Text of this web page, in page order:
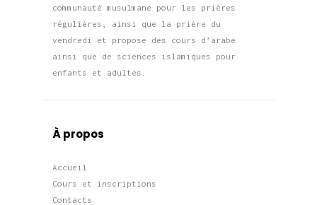
communauté musulmane pour les prières
régulières, ainsi que la prière du
vendredi et propose des cours d’arabe
ainsi que de sciences islamiques pour
enfants et adultes.
À propos
Accueil
Cours et inscriptions
Contacts